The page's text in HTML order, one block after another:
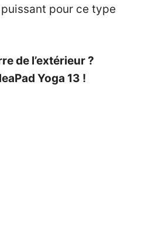
pour ce type
de l’extérieur ?
Yoga 13 !